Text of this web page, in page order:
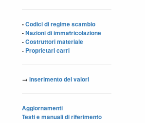
-Codici di regime scambio
-Nazioni di immatricolazione
-Costruttori materiale
- Proprietari carri
→ inserimento dei valori
Aggiornamenti
Testi e manuali di riferimento